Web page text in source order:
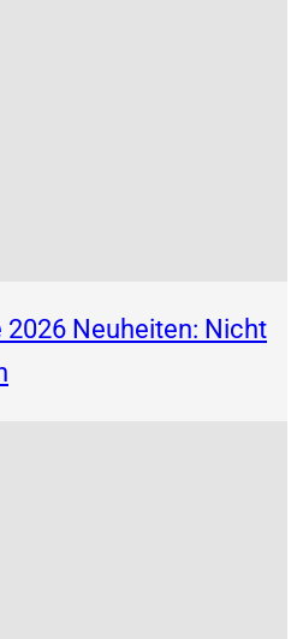
2026 Neuheiten: Nicht